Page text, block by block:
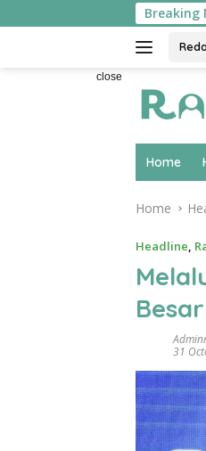
to
Breaking
Hilirisasi Biodiesel
close
Home
Home
Headline,
31